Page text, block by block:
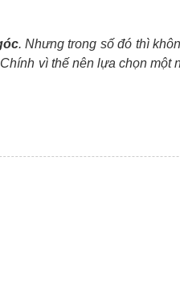
. Nhưng trong số đó thì
vì thế nên lựa chọn một